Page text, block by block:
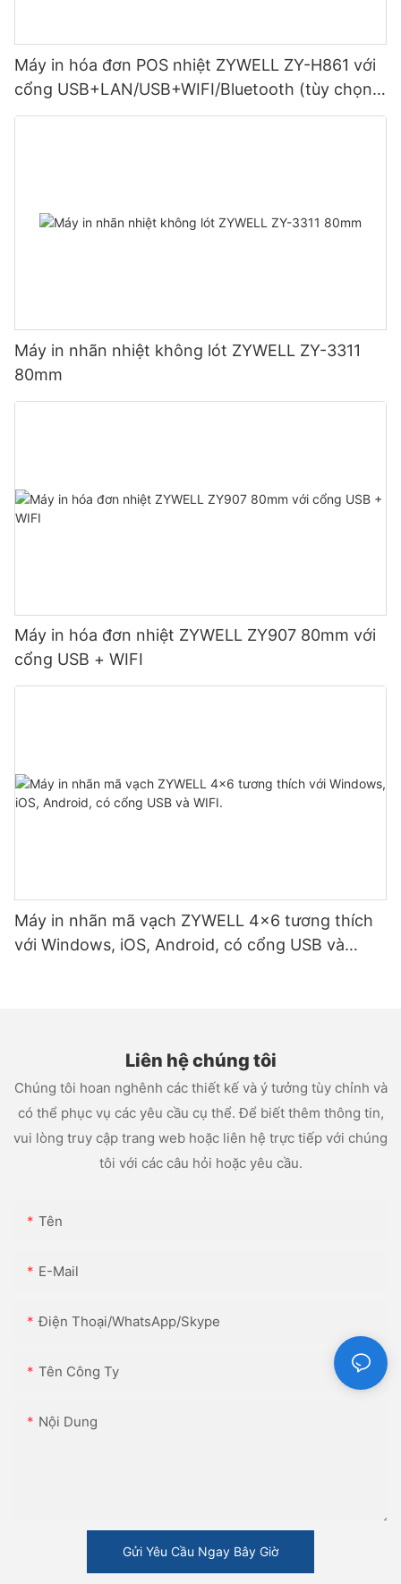
Máy in hóa đơn POS nhiệt ZYWELL ZY-H861 với
cổng USB+LAN/USB+WIFI/Bluetooth (tùy chọn)
Màu đen
Máy in nhãn nhiệt không lót ZYWELL ZY-3311
80mm
Máy in hóa đơn nhiệt ZYWELL ZY907 80mm với
cổng USB + WIFI
Máy in nhãn mã vạch ZYWELL 4x6 tương thích
với Windows, iOS, Android, có cổng USB và
Liên hệ chúng tôi
Chúng tôi hoan nghênh các thiết kế và ý tưởng tùy chỉnh và
có thể phục vụ các yêu cầu cụ thể. Để biết thêm thông tin,
vui lòng truy cập trang web hoặc liên hệ trực tiếp với chúng
tôi với các câu hỏi hoặc yêu cầu.
Tên
E-Mail
Điện Thoại/WhatsApp/Skype
Tên Công Ty
Nội Dung
Gửi Yêu Cầu Ngay Bây Giờ